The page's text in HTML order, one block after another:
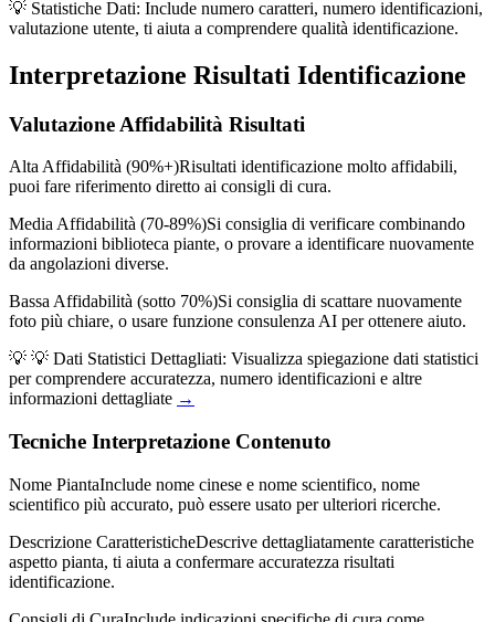
💡 Statistiche Dati: Include numero caratteri, numero identificazioni,
valutazione utente, ti aiuta a comprendere qualità identificazione.
Interpretazione Risultati Identificazione
Valutazione Affidabilità Risultati
Alta Affidabilità (90%+)Risultati identificazione molto affidabili,
puoi fare riferimento diretto ai consigli di cura.
Media Affidabilità (70-89%)Si consiglia di verificare combinando
informazioni biblioteca piante, o provare a identificare nuovamente
da angolazioni diverse.
Bassa Affidabilità (sotto 70%)Si consiglia di scattare nuovamente
foto più chiare, o usare funzione consulenza AI per ottenere aiuto.
💡 💡 Dati Statistici Dettagliati: Visualizza spiegazione dati statistici
per comprendere accuratezza, numero identificazioni e altre
informazioni dettagliate →
Tecniche Interpretazione Contenuto
Nome PiantaInclude nome cinese e nome scientifico, nome
scientifico più accurato, può essere usato per ulteriori ricerche.
Descrizione CaratteristicheDescrive dettagliatamente caratteristiche
aspetto pianta, ti aiuta a confermare accuratezza risultati
identificazione.